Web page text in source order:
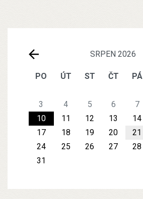
SRPEN 2026
PO ÚT ST ČT PÁ
3
4 5 6 7
10
11 12 13 14
17
18 19 20 21
24
25 26 27 28
31